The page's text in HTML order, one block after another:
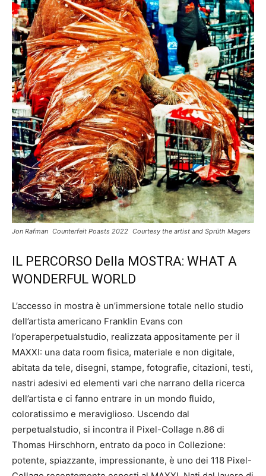
Jon Rafman Counterfeit Poasts 2022 Courtesy the artist and Sprüth Magers
IL PERCORSO Della MOSTRA: WHAT A
WONDERFUL WORLD
L’accesso in mostra è un’immersione totale nello studio
dell’artista americano Franklin Evans con
l’operaperpetualstudio, realizzata appositamente per il
MAXXI: una data room fisica, materiale e non digitale,
abitata da tele, disegni, stampe, fotografie, citazioni, testi,
nastri adesivi ed elementi vari che narrano della ricerca
dell’artista e ci fanno entrare in un mondo fluido,
coloratissimo e meraviglioso. Uscendo dal
perpetualstudio, si incontra il Pixel-Collage n.86 di
Thomas Hirschhorn, entrato da poco in Collezione:
potente, spiazzante, impressionante, è uno dei 118 Pixel-